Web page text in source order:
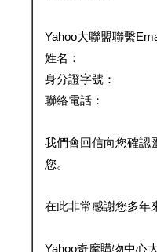
Yahoo大聯盟聯繫
姓名：
身分證字號：
聯絡電話：
我們會回信向您確認
您。
在此非常感謝您多年
Yahoo奇摩購物中心